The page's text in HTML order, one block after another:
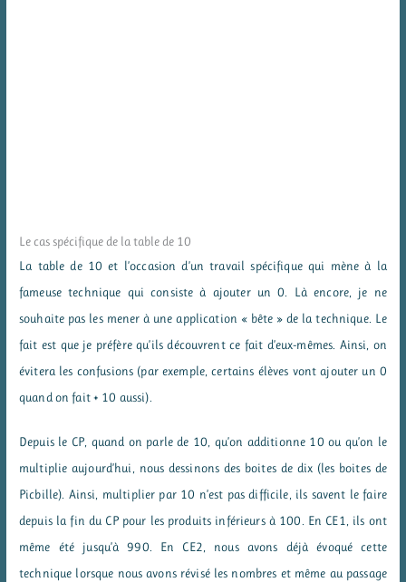
Le cas spécifique de la table de 10
La table de 10 et l’occasion d’un travail spécifique qui mène à la
fameuse technique qui consiste à ajouter un 0. Là encore, je ne
souhaite pas les mener à une application « bête » de la technique. Le
fait est que je préfère qu’ils découvrent ce fait d’eux-mêmes. Ainsi, on
évitera les confusions (par exemple, certains élèves vont ajouter un 0
quand on fait + 10 aussi).
Depuis le CP, quand on parle de 10, qu’on additionne 10 ou qu’on le
multiplie aujourd’hui, nous dessinons des boites de dix (les boites de
Picbille). Ainsi, multiplier par 10 n’est pas difficile, ils savent le faire
depuis la fin du CP pour les produits inférieurs à 100. En CE1, ils ont
même été jusqu’à 990. En CE2, nous avons déjà évoqué cette
technique lorsque nous avons révisé les nombres et même au passage